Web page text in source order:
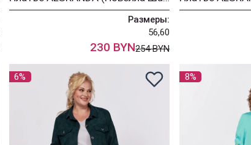
Размеры:
56,60
230 BYN254 BYN
6% 8%